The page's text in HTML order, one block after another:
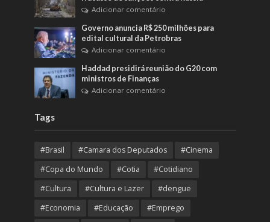
Adicionar comentário
Governo anuncia R$ 250 milhões para
edital cultural da Petrobras
Adicionar comentário
Haddad presidirá reunião do G20 com
ministros de Finanças
Adicionar comentário
Tags
#Brasil #Camara dos Deputados
#Cinema
#Copa do Mundo
#Cotia
#Cotidiano
#Cultura
#Cultura e Lazer
#dengue
#Economia
#Educação
#Emprego